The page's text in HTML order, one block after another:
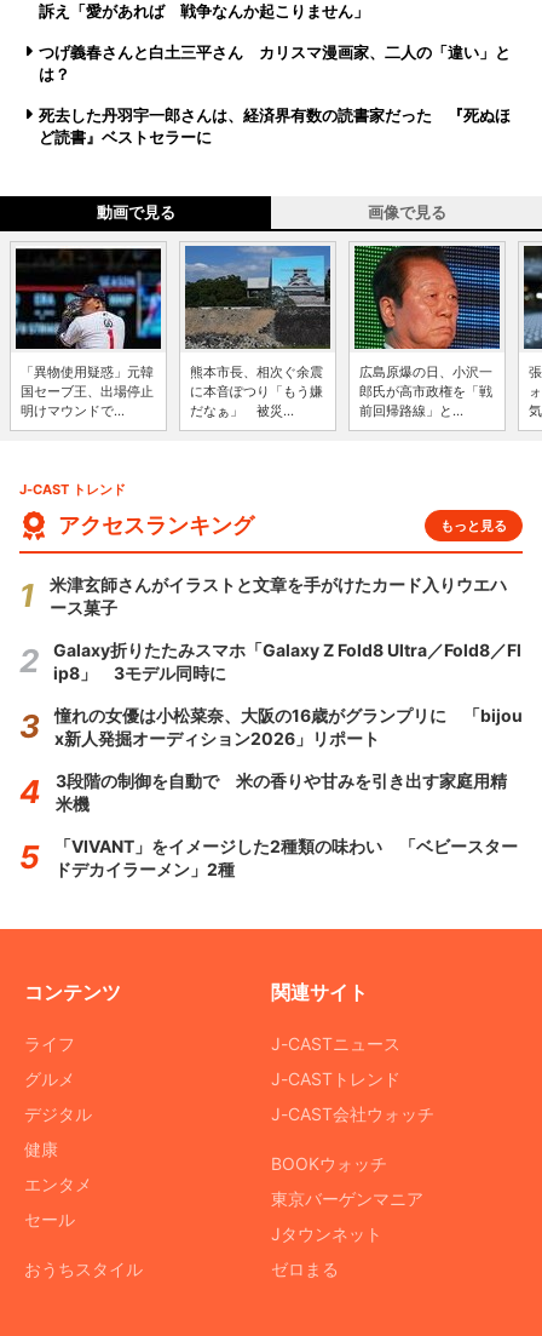
訴え「愛があれば 戦争なんか起こりません」
つげ義春さんと白土三平さん カリスマ漫画家、二人の「違い」と
は？
死去した丹羽宇一郎さんは、経済界有数の読書家だった 『死ぬほ
ど読書』ベストセラーに
動画で見る 画像で見る
「異物使用疑惑」元韓
国セーブ王、出場停止
明けマウンドで...
熊本市長、相次ぐ余震
に本音ぽつり「もう嫌
だなぁ」 被災...
広島原爆の日、小沢一
郎氏が高市政権を「戦
前回帰路線」と...
J-CAST トレンド
アクセスランキング もっと見る
米津玄師さんがイラストと文章を手がけたカード入りウエハ
ース菓子
Galaxy折りたたみスマホ「Galaxy Z Fold8 Ultra／Fold8／Fl
ip8」 3モデル同時に
憧れの女優は小松菜奈、大阪の16歳がグランプリに 「bijou
x新人発掘オーディション2026」リポート
3段階の制御を自動で 米の香りや甘みを引き出す家庭用精
米機
「VIVANT」をイメージした2種類の味わい 「ベビースター
ドデカイラーメン」2種
コンテンツ
ライフ
グルメ
デジタル
健康
エンタメ
セール
おうちスタイル
関連サイト
J-CASTニュース
J-CASTトレンド
J-CAST会社ウォッチ
BOOKウォッチ
東京バーゲンマニア
Jタウンネット
ゼロまる